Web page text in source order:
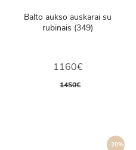
Balto aukso auskarai su
rubinais (349)
1160€
1450€
-20%